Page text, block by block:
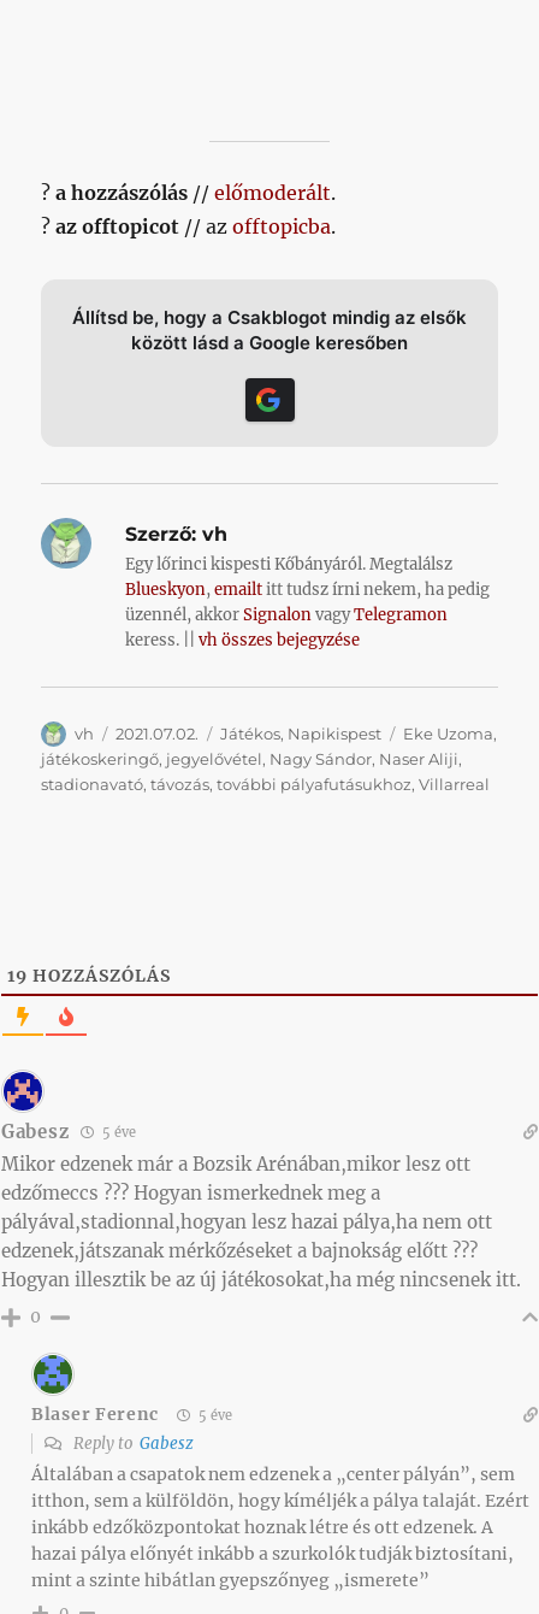
?a hozzászólás //előmoderált.
?az offtopicot // azofftopicba.
Állítsd be, hogy a Csakblogot mindig az elsők
között lásd a Google keresőben
Szerző: vh
Egy lőrinci kispesti Kőbányáról. Megtalálsz
Blueskyon,emailtitt tudsz írni nekem, ha pedig
üzennél, akkorSignalonvagyTelegramon
keress. ||vh összes bejegyzése
Szerző
vh Közzétéve
2021.07.02. Kategória
Játékos, Napikispest Címke
Eke Uzoma,
játékoskeringő, jegyelővétel, Nagy Sándor, Naser Aliji,
stadionavató,távozás,további pályafutásukhoz,Villarreal
19 HOZZÁSZÓLÁS
Gabesz 5 éve
Mikor edzenek már a Bozsik Arénában,mikor lesz ott
edzőmeccs ??? Hogyan ismerkednek meg a
pályával,stadionnal,hogyan lesz hazai pálya,ha nem ott
edzenek,játszanak mérkőzéseket a bajnokság előtt ???
Hogyan illesztik be az új játékosokat,ha még nincsenek itt.
0
Blaser Ferenc 5 éve
Reply to Gabesz
Általában a csapatok nem edzenek a „center pályán”, sem
itthon, sem a külföldön, hogy kíméljék a pálya talaját. Ezért
inkább edzőközpontokat hoznak létre és ott edzenek. A
hazai pálya előnyét inkább a szurkolók tudják biztosítani,
mint a szinte hibátlan gyepszőnyeg „ismerete”